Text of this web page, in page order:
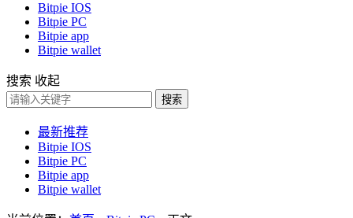
Bitpie IOS
Bitpie PC
Bitpie app
Bitpie wallet
搜索 收起
搜索
最新推荐
Bitpie IOS
Bitpie PC
Bitpie app
Bitpie wallet